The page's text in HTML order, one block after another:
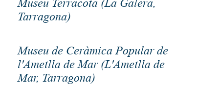
Tarragona)
Museu de Ceràmica Popular de
l'Ametlla de Mar (L'Ametlla de
Mar, Tarragona)